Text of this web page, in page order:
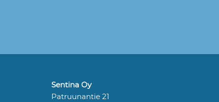
Sentina Oy
Patruunantie 21